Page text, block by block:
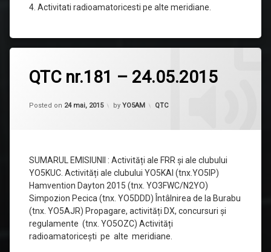
4. Activitati radioamatoricesti pe alte meridiane.
QTC nr.181 – 24.05.2015
Posted on 24 mai, 2015
Updated on 20 iunie, 2015
by YO5AM Categorii:
QTC
SUMARUL EMISIUNII : Activități ale FRR și ale clubului
YO5KUC. Activități ale clubului YO5KAI (tnx.YO5IP)
Hamvention Dayton 2015 (tnx. YO3FWC/N2YO)
Simpozion Pecica (tnx. YO5DDD) Întâlnirea de la Burabu
(tnx. YO5AJR) Propagare, activități DX, concursuri și
regulamente (tnx. YO5OZC) Activități
radioamatoricești pe alte meridiane.
un
comentariu
QTC